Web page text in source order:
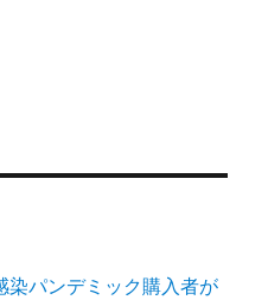
染パンデミック購入者が